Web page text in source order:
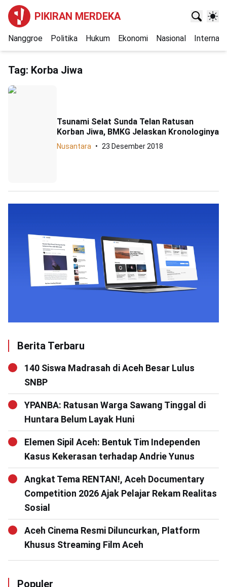
PIKIRAN MERDEKA
Nanggroe Politika Hukum Ekonomi Nasional
Tag: Korba Jiwa
Tsunami Selat Sunda Telan Ratusan
Korban Jiwa, BMKG Jelaskan Kronologinya
Nusantara 23 Desember 2018
Berita Terbaru
140 Siswa Madrasah di Aceh Besar Lulus
SNBP
YPANBA: Ratusan Warga Sawang Tinggal di
Huntara Belum Layak Huni
Elemen Sipil Aceh: Bentuk Tim Independen
Kasus Kekerasan terhadap Andrie Yunus
Angkat Tema RENTAN!, Aceh Documentary
Competition 2026 Ajak Pelajar Rekam Realitas
Sosial
Aceh Cinema Resmi Diluncurkan, Platform
Khusus Streaming Film Aceh
Populer